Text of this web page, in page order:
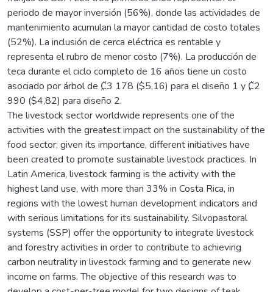
periodo de mayor inversión (56%), donde las actividades de
mantenimiento acumulan la mayor cantidad de costo totales
(52%). La inclusión de cerca eléctrica es rentable y
representa el rubro de menor costo (7%). La producción de
teca durante el ciclo completo de 16 años tiene un costo
asociado por árbol de ₡3 178 ($5,16) para el diseño 1 y ₡2
990 ($4,82) para diseño 2.
The livestock sector worldwide represents one of the
activities with the greatest impact on the sustainability of the
food sector; given its importance, different initiatives have
been created to promote sustainable livestock practices. In
Latin America, livestock farming is the activity with the
highest land use, with more than 33% in Costa Rica, in
regions with the lowest human development indicators and
with serious limitations for its sustainability. Silvopastoral
systems (SSP) offer the opportunity to integrate livestock
and forestry activities in order to contribute to achieving
carbon neutrality in livestock farming and to generate new
income on farms. The objective of this research was to